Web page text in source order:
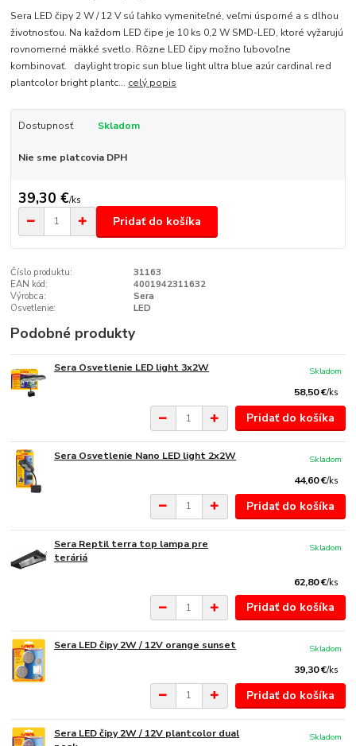
Sera LED čipy 2 W / 12 V sú ľahko vymeniteľné, veľmi úsporné a s dlhou
životnosťou. Na každom LED čipe je 10 ks 0,2 W SMD-LED, ktoré vyžarujú
rovnomerné mäkké svetlo. Rôzne LED čipy možno ľubovoľne
kombinovať. daylight tropic sun blue light ultra blue azúr cardinal red
plantcolor bright plantc... celý popis
Dostupnosť Skladom
Nie sme platcovia DPH
39,30 €/ks
Pridať do košíka
Číslo produktu:
31163
EAN kód:
4001942311632
Výrobca:
Sera
Osvetlenie:
LED
Podobné produkty
Sera Osvetlenie LED light 3x2W
58,50 €/ks
Skladom
Pridať do košíka
Sera Osvetlenie Nano LED light 2x2W
44,60 €/ks
Skladom
Pridať do košíka
Sera Reptil terra top lampa pre
teráriá
62,80 €/ks
Skladom
Pridať do košíka
Sera LED čipy 2W / 12V orange sunset
39,30 €/ks
Skladom
Pridať do košíka
Sera LED čipy 2W / 12V plantcolor dual
Skladom